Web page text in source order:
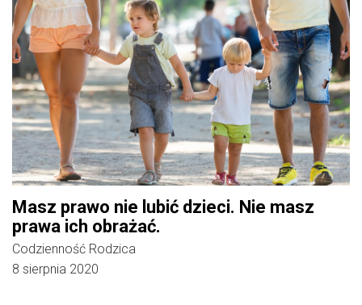
Masz prawo nie lubić dzieci. Nie masz
prawa ich obrażać.
Codzienność Rodzica
8 sierpnia 2020